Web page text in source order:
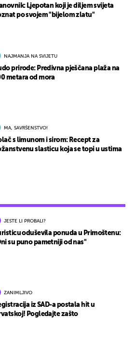
JESTE LI PROBALI?
oduševila ponuda u Primoštenu:
su puno pametniji od nas"
ZANIMLJIVO
iz SAD-a postala hit u
Pogledajte zašto
Ljepotan koji je diljem svijeta
po svojem "bijelom zlatu"
NAJMANJA NA SVIJETU
prirode: Predivna pješčana plaža na
metara od mora
MA, SAVRŠENSTVO!
s limunom i sirom: Recept za
slasticu koja se topi u ustima